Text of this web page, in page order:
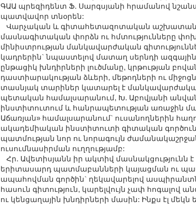
ԳԱԱ պրեզիդենտ Ֆ. Սարգսյանի հրամանով
պատվավոր տնօրեն:
Վարչական և գիտահետազոտական
մասնագիտական փորձն ու հմտությունները
մինիստրության մանկավարժական
կադրերին` նպաստելով մատաղ սերնդի
ընթացիկ խնդիրների լուծմանը, կրթության
դաստիարակության ձևերի, մեթոդների ու
տասնյակ տարիներ կատարել է
պետական համալսարանում, Խ. Աբովյանի
ինստիտուտում և հանրապետության առաջին
Աճառյան» համալսարանում` ուսանողներին
ակադեմիական ինստիտուտի գիտական
պատմության նոր ու նորագույն
ուսումնասիրման ուղղությամբ:
Հր. Ավետիսյանն իր ակտիվ մասնակցությունն
երիտասարդ պատմաբանների կայացման ու
ապահովման գործին` ղեկավարելով
հասուն գիտություն, կարելվույն չափ
ու կենցաղային խնդիրների մասին: Ինքս էլ